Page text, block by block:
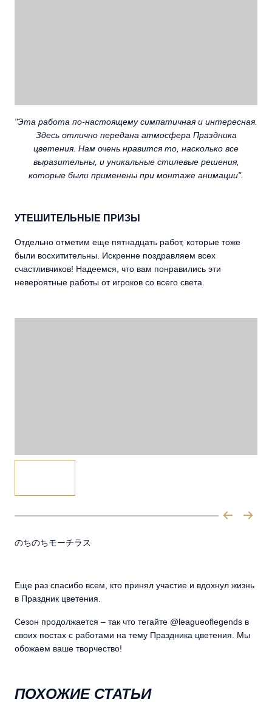
"Эта работа по-настоящему симпатичная и интересная.
Здесь отлично передана атмосфера Праздника
цветения. Нам очень нравится то, насколько все
выразительны, и уникальные стилевые решения,
которые были применены при монтаже анимации".
УТЕШИТЕЛЬНЫЕ ПРИЗЫ
Отдельно отметим еще пятнадцать работ, которые тоже
были восхитительны. Искренне поздравляем всех
счастливчиков! Надеемся, что вам понравились эти
невероятные работы от игроков со всего света.
のちのちモーチラス
Еще раз спасибо всем, кто принял участие и вдохнул жизнь
в Праздник цветения.
Сезон продолжается – так что тегайте @leagueoflegends в
своих постах с работами на тему Праздника цветения. Мы
обожаем ваше творчество!
ПОХОЖИЕ СТАТЬИ